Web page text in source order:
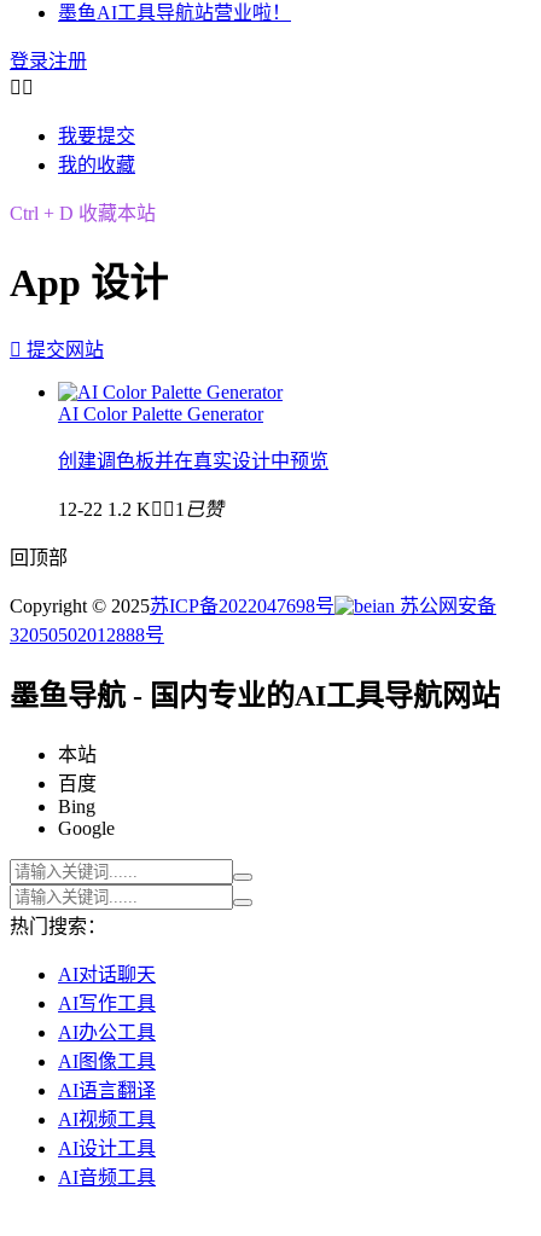
墨鱼AI工具导航站营业啦！
登录注册
 
我要提交
我的收藏
Ctrl + D 收藏本站
App 设计
 提交网站
AI Color Palette Generator
创建调色板并在真实设计中预览
12-22 1.2 K 1 已赞
回顶部
Copyright © 2025苏ICP备2022047698号
苏公网安备
32050502012888号
墨鱼导航 - 国内专业的AI工具导航网站
本站
百度
Bing
Google
热门搜索：
AI对话聊天
AI写作工具
AI办公工具
AI图像工具
AI语言翻译
AI视频工具
AI设计工具
AI音频工具